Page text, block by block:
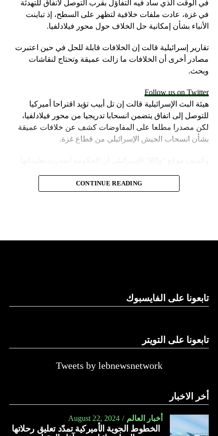
في الوقت الذي ساد فيه التفاؤل بقرب التوصل لاتفاق للتهدئة
في غزة، عادت ملفات خلافية لتظهر على السطح، إذ تباينت
الأنباء بشأن إمكانية حل الخلاف حول محور فيلادلفيا.
تقارير إسرائيلية قالت إن الخلافات قابلة للحل في حين اعتبرت
مصادر أخرى أن الخلافات ما زالت عميقة وتحتاج لنقاشات
وبحث.
Follow us on Twitter
هيئة البث الإسرائيلية قالت إن تل أبيب تؤيد اقتراحا أميركيا
للتوصل إلى اتفاق يتضمن انسحابا تدريجيا من محور فيلادلفيا،
لكن مصدرا مطلعا على المفاوضات كشف عن خلافات عميقة
بشأن انسحاب الجيش الإسرائيلي من قطاع غزة.
موقف إسرائيل في محادثات الهدنة.
ووسط هذا المشهد، يأتي وصول وزير الخارجية الأميركي أنتوني
بلينكن إلى إسرائيل في جولة هي العاشرة له للمنطقة منذ السابع
زيارة تأتي في إطار الجهود الدبلوماسية المكثفة التي تبذلها
واشنطن للدفع بالمفاوضات والتوصل إلى اتفاق لوقف لإطلاق
الضغوط يجب أن تتوجه إلى حماس، وليس على حكومته.
كما وقال بيان من مكتب نتنياهو إنه مصر على بقاء القوات
الإسرائيلية في محور فيلادلفيا “لمنع الإرهابيين من إعادة
CONTINUE READING
تابعونا على الفايسبوك
تابعونا على التويتر
Tweets by lebnewsnetwork
أخر الاخبار
أخبار العالم August 22, 2024
الخطوط الجوية الأميركية تمدّد تعليق رحلاتها